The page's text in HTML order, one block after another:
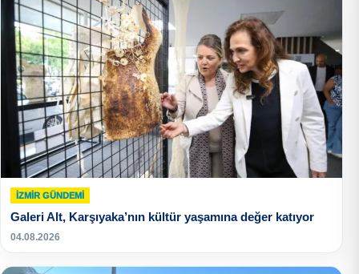
İZMIR GÜNDEMI
Galeri Alt, Karşıyaka’nın kültür yaşamına değer katıyor
04.08.2026